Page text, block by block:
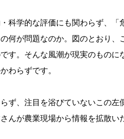
科学的な評価にも関わらず、
何が問題なのか。図のとおり
す。そんな風潮が現実のもの
わらずです。
ず、注目を浴びていないこの
んが農業現場から情報を拡散